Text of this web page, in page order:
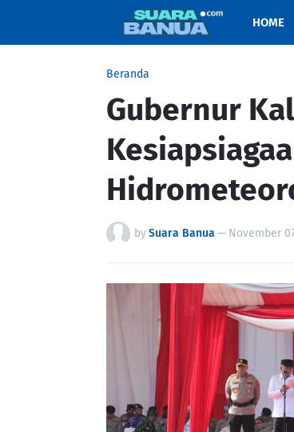
HOME
Beranda
Gubernur
bySuara Banua — November